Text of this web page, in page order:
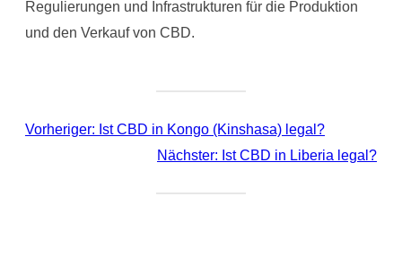
Regulierungen und Infrastrukturen für die Produktion
und den Verkauf von CBD.
Vorheriger: Ist CBD in Kongo (Kinshasa) legal?
Nächster: Ist CBD in Liberia legal?